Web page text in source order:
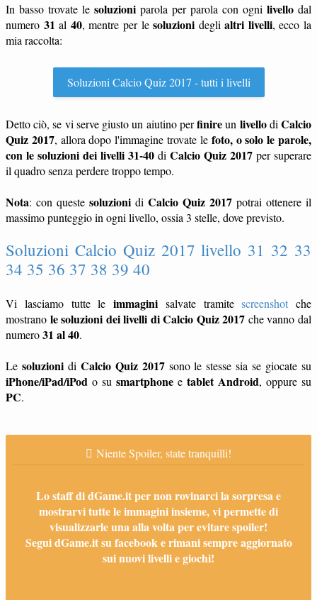
In basso trovate le soluzioni parola per parola con ogni livello dal
numero 31 al 40, mentre per lesoluzioni deglialtri livelli, ecco la
mia raccolta:
Soluzioni Calcio Quiz 2017 - tutti i livelli
Detto ciò, se vi serve giusto un aiutino perfinireun livellodiCalcio
Quiz 2017, allora dopo l'immagine trovate le foto, o solo le parole,
con le soluzioni dei livelli 31-40 di Calcio Quiz 2017 per superare
il quadro senza perdere troppo tempo.
Nota: con queste soluzioni di Calcio Quiz 2017 potrai ottenere il
massimo punteggio in ogni livello, ossia 3 stelle, dove previsto.
Soluzioni Calcio Quiz 2017 livello 31 32 33
34 35 36 37 38 39 40
Vi lasciamo tutte le immagini salvate tramitescreenshot che
mostrano le soluzioni dei livelli di Calcio Quiz 2017 che vanno dal
numero31 al 40.
Le soluzionidi Calcio Quiz 2017sono le stesse sia se giocate su
iPhone/iPad/iPod o su smartphone e tablet Android, oppure su
PC.
Niente Spoiler, state tranquilli!
Lo staff di dGame.it per non rovinarci la sorpresa e
mostrarvi tutte le immagini insieme, vi permette di
visualizzarle una alla volta per evitare spoiler!
Segui dGame.it su facebook e rimani sempre aggiornato
sui nuovi livelli e giochi!